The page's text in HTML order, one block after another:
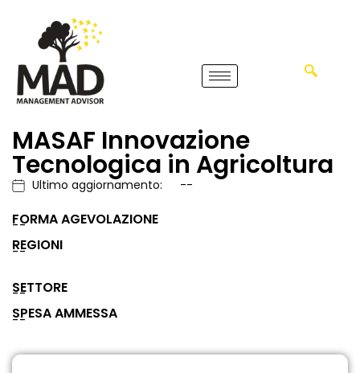
MASAF Innovazione
Tecnologica in Agricoltura
Ultimo aggiornamento: --
FORMA AGEVOLAZIONE
--
REGIONI
--
SETTORE
--
SPESA AMMESSA
--